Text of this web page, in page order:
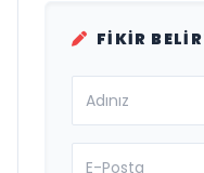
FIKIR